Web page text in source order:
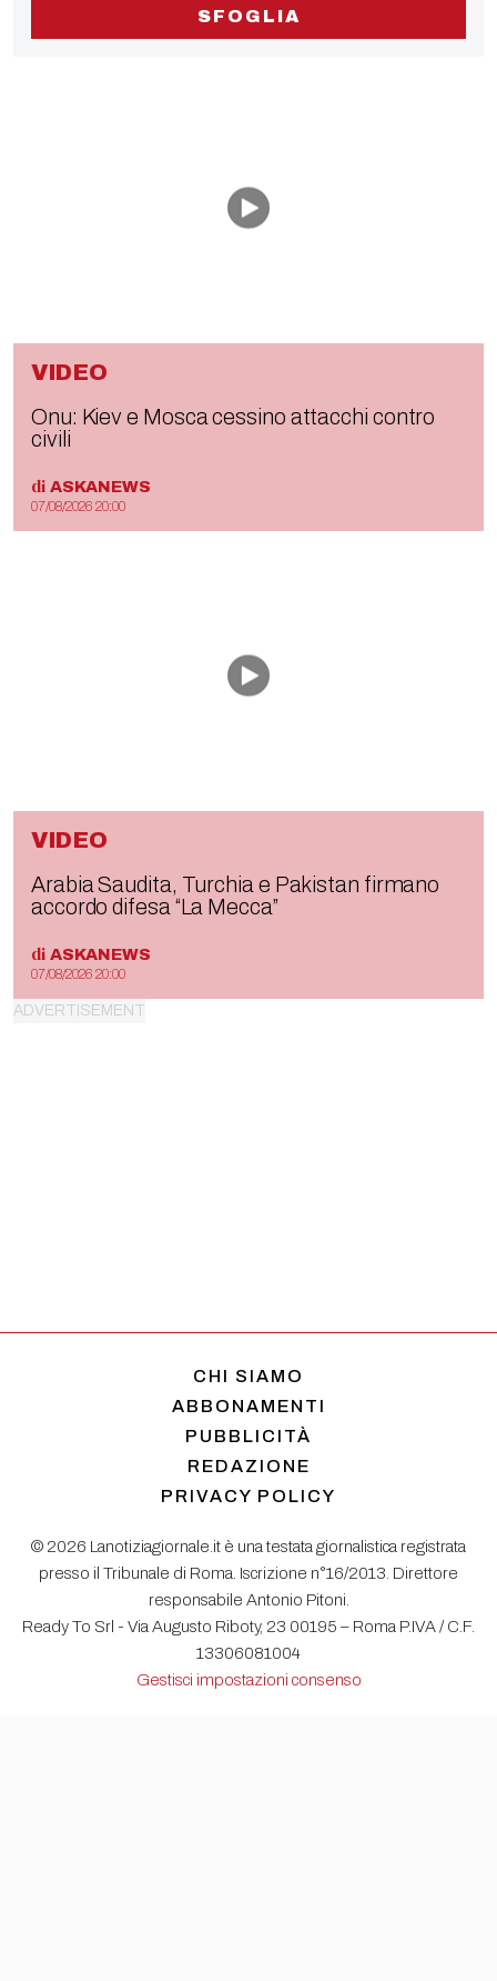
SFOGLIA
VIDEO
Onu: Kiev e Mosca cessino attacchi contro
civili
di ASKANEWS
07/08/2026 20:00
VIDEO
Arabia Saudita, Turchia e Pakistan firmano
accordo difesa “La Mecca”
di ASKANEWS
07/08/2026 20:00
CHI SIAMO
ABBONAMENTI
PUBBLICITÀ
REDAZIONE
PRIVACY POLICY
© 2026 Lanotiziagiornale.it è una testata giornalistica registrata
presso il Tribunale di Roma. Iscrizione n°16/2013. Direttore
responsabile Antonio Pitoni.
Ready To Srl - Via Augusto Riboty, 23 00195 – Roma P.IVA / C.F.
13306081004
Gestisci impostazioni consenso